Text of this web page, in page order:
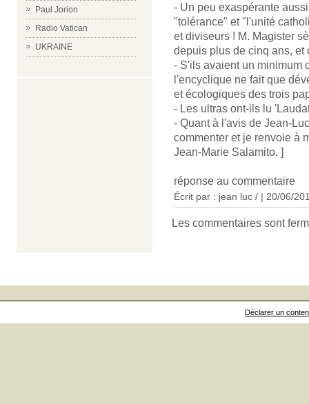
Paul Jorion
Radio Vatican
UKRAINE
- Un peu exaspérante
"tolérance" et "l'unité
et diviseurs ! M. Magister
depuis plus de cinq ans,
- S'ils avaient un minimum
l'encyclique ne fait que
et écologiques des trois
- Les ultras ont-ils lu
- Quant à l'avis de Jean-
commenter et je renvoie à
Jean-Marie Salamito. ]
réponse au commentaire
Écrit par : jean luc / | 20/06/
Les commentaires sont
Déclarer un